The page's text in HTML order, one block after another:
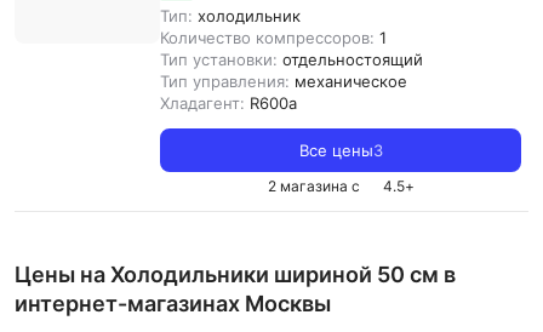
Тип: холодильник
Количество компрессоров: 1
Тип установки: отдельностоящий
Тип управления: механическое
Хладагент: R600a
Все цены3
2 магазина с 4.5+
Цены на Холодильники шириной 50 см в
интернет-магазинах Москвы